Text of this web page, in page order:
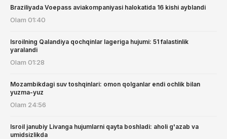
Braziliyada Voepass aviakompaniyasi halokatida 16 kishi ayblandi
Olam 01:40
Isroilning Qalandiya qochqinlar lageriga hujumi: 51 falastinlik
yaralandi
Olam 01:28
Mozambikdagi suv toshqinlari: omon qolganlar endi ochlik bilan
yuzma-yuz
Olam 24:56
Isroil janubiy Livanga hujumlarni qayta boshladi: aholi g'azab va
umidsizlikda